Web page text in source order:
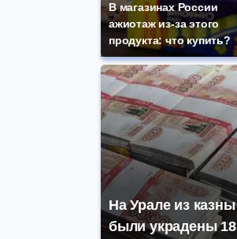
В магазинах России
ажиотаж из-за этого
продукта: что купить?
На Урале из казны
были украдены 18